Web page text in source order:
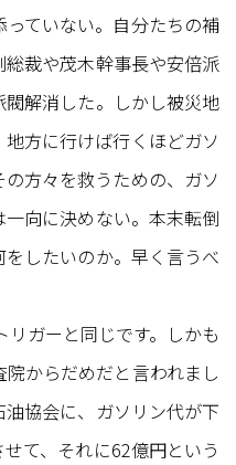
ていない。自分たちの補
裁や茂木幹事長や安倍派
解消した。しかし被災地
方に行けば行くほどガソ
方々を救うための、ガソ
向に決めない。本末転倒
したいのか。早く言うべ
ガーと同じです。しかも
からだめだと言われまし
協会に、ガソリン代が下
て、それに62億円という